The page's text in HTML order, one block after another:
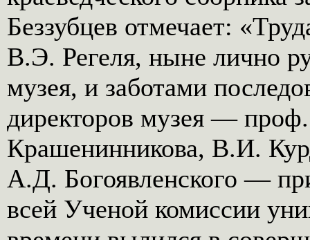
Беззубцев отмечает:
В.Э. Регеля, ныне лично
музея, и заботами
директоров музея —
Крашенинникова, В.И.
А.Д. Богоявленского —
всей Ученой комиссии